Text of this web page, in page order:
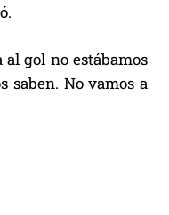
gol no estábamos
saben. No vamos a